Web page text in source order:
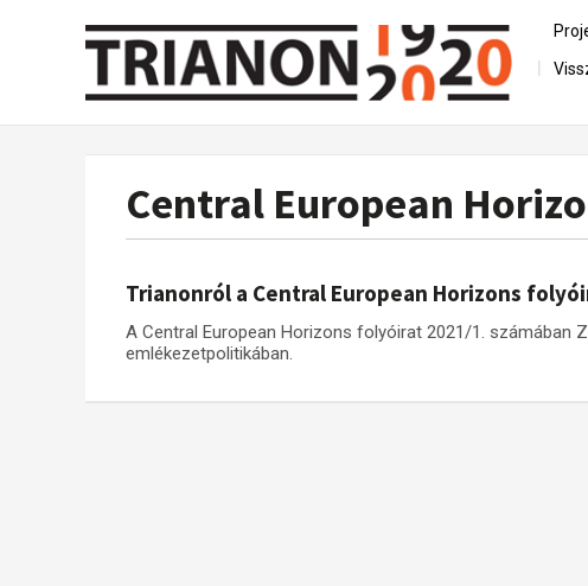
Az
A
Central European
Trianonról a Central European Horizons
A Central European Horizons folyóirat 2021/1. számában
emlékezetpolitikában.